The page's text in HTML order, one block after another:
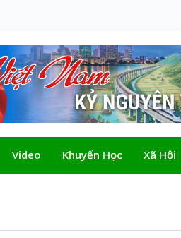
Video Khuyến Học Xã Hội